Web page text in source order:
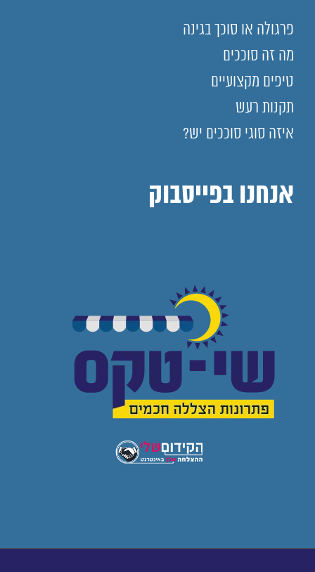
פרגולה או סוכך בגינה
מה זה סוככים
טיפים מקצועיים
תקנות רעש
איזה סוגי סוככים יש?
אנחנו בפייסבוק